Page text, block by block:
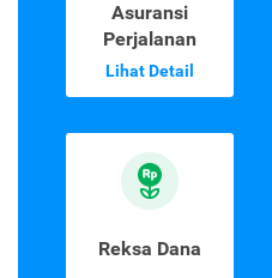
Asuransi
Perjalanan
Lihat Detail
Reksa Dana